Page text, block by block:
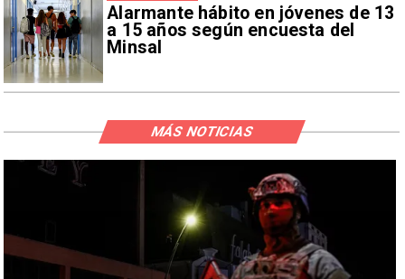
Alarmante hábito en jóvenes de 13
a 15 años según encuesta del
Minsal
MÁS NOTICIAS